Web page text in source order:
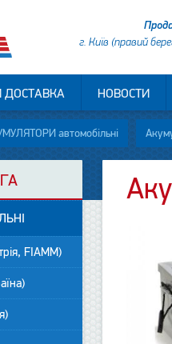
г. Київ (правий
ДОСТАВКА НОВОСТИ
автомобільні
FIAMM)